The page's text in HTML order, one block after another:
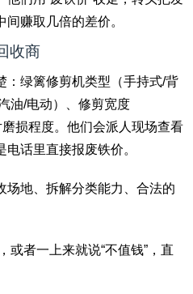
赚取几倍的差价。
收商
：绿篱修剪机类型（手持式/背
油/电动）、修剪宽度
磨损程度。他们会派人现场查看
话里直接报废铁价。
场地、拆解分类能力、合法的
或者一上来就说“不值钱”，直